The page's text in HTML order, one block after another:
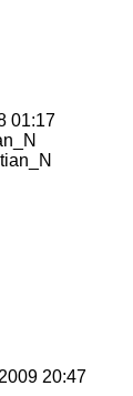
01:17
20:47